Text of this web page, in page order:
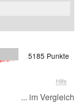
5185 Punkte
Hilfe
... im Vergleich